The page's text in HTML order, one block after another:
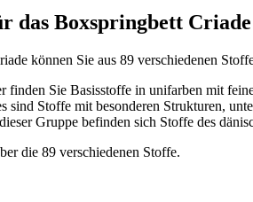
das Boxspringbett Criade
können Sie aus 89 verschiedenen
finden Sie Basisstoffe in unifarben mit
sind Stoffe mit besonderen Strukturen,
Gruppe befinden sich Stoffe des
die 89 verschiedenen Stoffe.